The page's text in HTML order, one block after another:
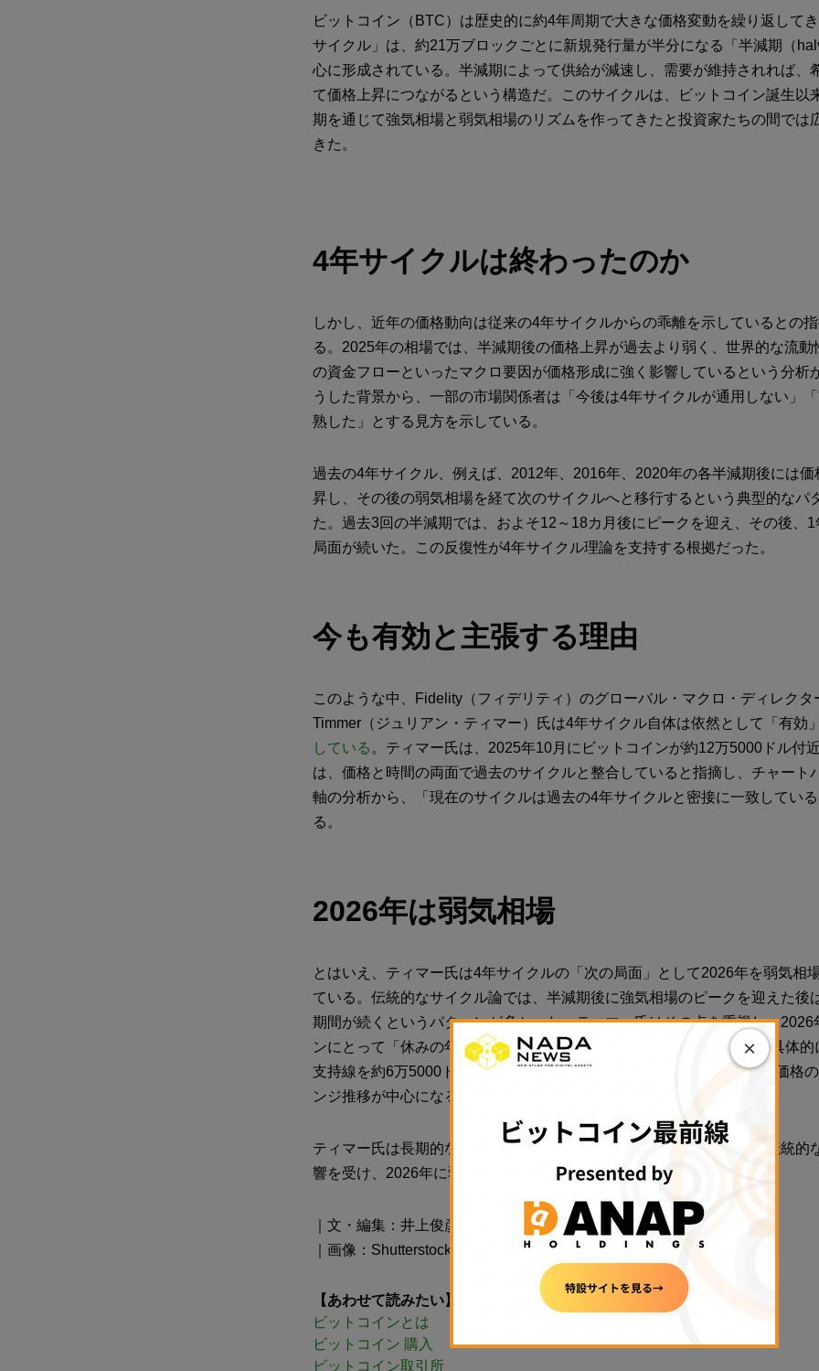
ビットコイン（BTC）は歴史的に約4年周期で大きな価格変動を繰り返して
サイクル」は、約21万ブロックごとに新規発行量が半分になる「半減期（
心に形成されている。半減期によって供給が減速し、需要が維持されれば、
て価格上昇につながるという構造だ。このサイクルは、ビットコイン誕生以
期を通じて強気相場と弱気相場のリズムを作ってきたと投資家たちの間では
きた。
4年サイクルは終わったのか
しかし、近年の価格動向は従来の4年サイクルからの乖離を示しているとの
る。2025年の相場では、半減期後の価格上昇が過去より弱く、世界的な流動
の資金フローといったマクロ要因が価格形成に強く影響しているという分析
うした背景から、一部の市場関係者は「今後は4年サイクルが通用しない」
熟した」とする見方を示している。
過去の4年サイクル、例えば、2012年、2016年、2020年の各半減期後には価
昇し、その後の弱気相場を経て次のサイクルへと移行するという典型的なパ
た。過去3回の半減期では、およそ12～18カ月後にピークを迎え、その後、
局面が続いた。この反復性が4年サイクル理論を支持する根拠だった。
今も有効と主張する理由
このような中、Fidelity（フィデリティ）のグローバル・マクロ・ディレクタ
Timmer（ジュリアン・ティマー）氏は4年サイクル自体は依然として「有効
している 。ティマー氏は、2025年10月にビットコインが約12万5000ドル付
は、価格と時間の両面で過去のサイクルと整合していると指摘し、チャート
軸の分析から、「現在のサイクルは過去の4年サイクルと密接に一致してい
る。
2026年は弱気相場
とはいえ、ティマー氏は4年サイクルの「次の局面」として2026年を弱気相
ている。伝統的なサイクル論では、半減期後に強気相場のピークを迎えた後
期間が続くというパターンが多かった。ティマー氏はその点を重視し、2026
ンにとって「休みの年（off-year）」になる可能性が高いとみている。具体
支持線を約6万5000ドル〜7万5000ドルのレンジと予想し、この期間は価格
ンジ推移が中心になるとの見方を示した。
ティマー氏は長期的な強気姿勢を維持する一方で、短期的には市場が伝統的
響を受け、2026年に弱気が優勢になることを示唆している。
｜文・編集：井上俊彦
｜画像：Shutterstock
【あわせて読みたい】
ビットコインとは
ビットコイン 購入
ビットコイン取引所
×